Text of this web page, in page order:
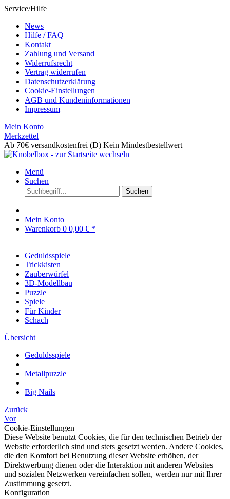
Service/Hilfe
News
Hilfe / FAQ
Kontakt
Zahlung und Versand
Widerrufsrecht
Vertrag widerrufen
Datenschutzerklärung
Cookie-Einstellungen
AGB und Kundeninformationen
Impressum
Mein Konto
Merkzettel
Ab 70€ versandkostenfrei (D) Kein Mindestbestellwert
Menü
Suchen
Suchen
Mein Konto
Warenkorb 0 0,00 € *
Geduldsspiele
Trickkisten
Zauberwürfel
3D-Modellbau
Puzzle
Spiele
Für Kinder
Schach
Übersicht
Geduldsspiele
Metallpuzzle
Big Nails
Zurück
Vor
Cookie-Einstellungen
Diese Website benutzt Cookies, die für den technischen Betrieb der
Website erforderlich sind und stets gesetzt werden. Andere Cookies,
die den Komfort bei Benutzung dieser Website erhöhen, der
Direktwerbung dienen oder die Interaktion mit anderen Websites
und sozialen Netzwerken vereinfachen sollen, werden nur mit Ihrer
Zustimmung gesetzt.
Konfiguration